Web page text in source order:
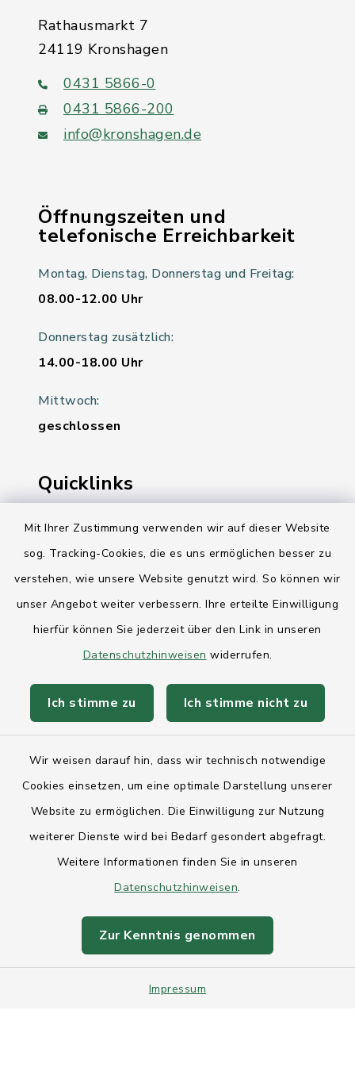
Mit Ihrer Zustimmung verwenden wir auf dieser Website
sog. Tracking-Cookies, die es uns ermöglichen besser zu
verstehen, wie unsere Website genutzt wird. So können wir
unser Angebot weiter verbessern. Ihre erteilte Einwilligung
hierfür können Sie jederzeit über den Link in unseren
Datenschutzhinweisen widerrufen.
Ich stimme zu Ich stimme nicht zu
Wir weisen darauf hin, dass wir technisch notwendige
Cookies einsetzen, um eine optimale Darstellung unserer
Website zu ermöglichen. Die Einwilligung zur Nutzung
weiterer Dienste wird bei Bedarf gesondert abgefragt.
Weitere Informationen finden Sie in unseren
Datenschutzhinweisen.
Zur Kenntnis genommen
Impressum
Rathausmarkt 7
24119 Kronshagen
0431 5866-0
0431 5866-200
info@kronshagen.de
Öffnungszeiten und
telefonische Erreichbarkeit
Montag, Dienstag, Donnerstag und Freitag:
08.00-12.00 Uhr
Donnerstag zusätzlich:
14.00-18.00 Uhr
Mittwoch:
geschlossen
Quicklinks
Ihre Behördennummer 115
Landesregierung Schleswig-Holstein
AktivRegion Mittelholstein
Anfahrt
Datenschutz
Sitemap
Intranet